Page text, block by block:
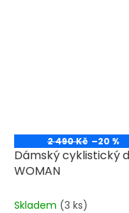
2 490 Kč –20 %
Dámský cyklistický
WOMAN
Skladem (3 ks)